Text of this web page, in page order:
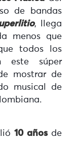
de bandas
, llega
menos que
todos los
este súper
mostrar de
musical de
10 añosde